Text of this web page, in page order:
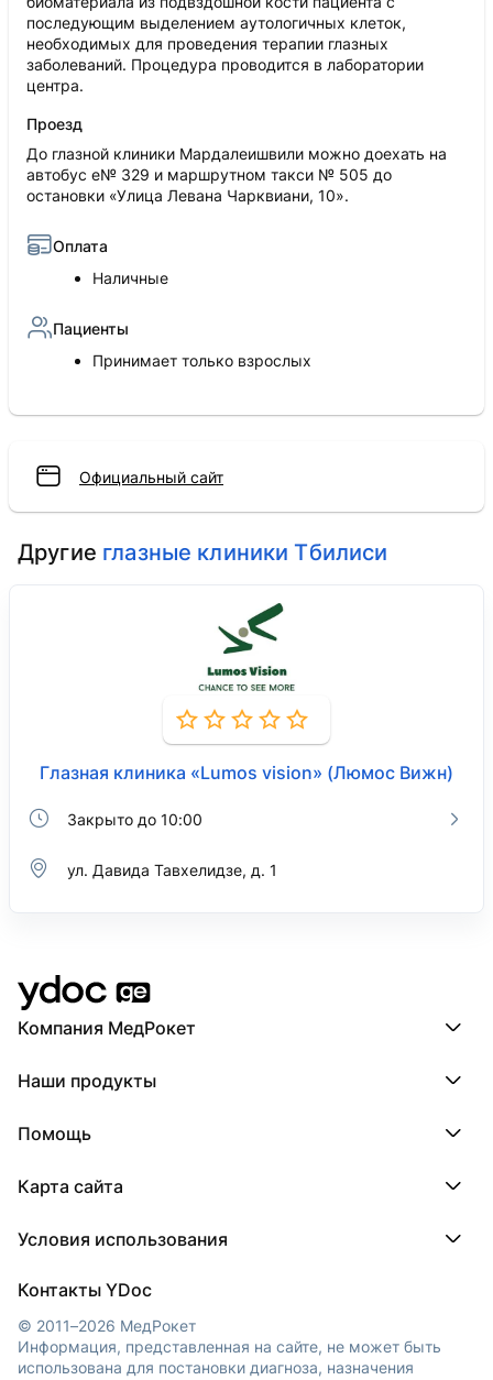
последующим выделением аутологичных клеток,
необходимых для проведения терапии глазных
заболеваний. Процедура проводится в лаборатории
центра.
Проезд
До глазной клиники Мардалеишвили можно доехать на
автобус е№ 329 и маршрутном такси № 505 до
остановки «Улица Левана Чарквиани, 10».
Оплата
Наличные
Пациенты
Принимает только взрослых
Официальный сайт
Другие глазные клиники Тбилиси
Глазная клиника «Lumos vision» (Люмос Вижн)
Закрыто до 10:00
ул. Давида Тавхелидзе, д. 1
Компания МедРокет
О YDoc
Наши продукты
ПроТаблетки
МедТочка
Помощь
Регистрация врача
Карта сайта
Регионы
Клиники
Условия использования
Обработка персональных данных
Контакты YDoc
© 2011–2026 МедРокет
Информация, представленная на сайте, не может быть
использована для постановки диагноза, назначения